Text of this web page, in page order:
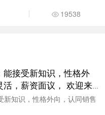
19538
接受新知识，性格外
，薪资面议， 欢迎来
知识，性格外向，认同销售